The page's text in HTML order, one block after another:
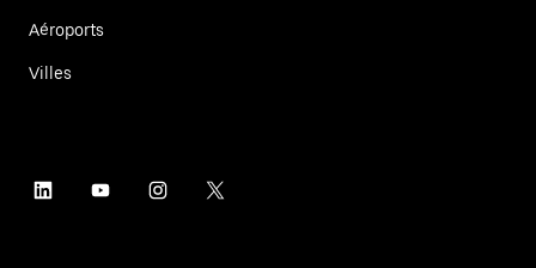
Aéroports
Villes